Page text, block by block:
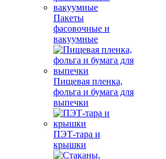
Пакеты
фасовочные и
вакуумные
Пищевая пленка,
фольга и бумага для
выпечки
ПЭТ-тара и
крышки